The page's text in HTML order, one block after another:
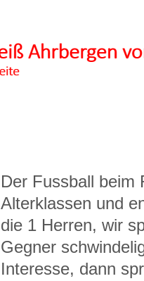
Der Fussball beim
Alterklassen und
die 1 Herren, wir
Gegner
Interesse, dann